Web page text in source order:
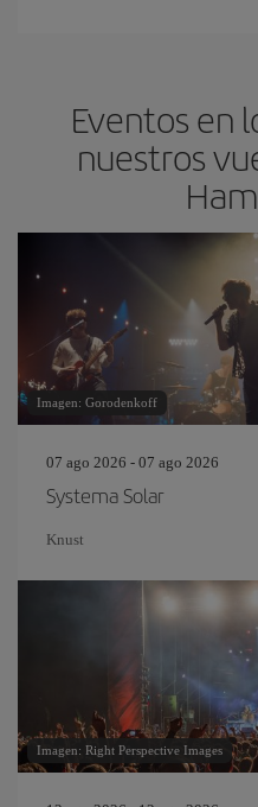
Eventos en
nuestros
Imagen: Gorodenkoff
07 ago 2026 - 07 ago 2026
Systema Solar
Knust
Imagen: Right Perspective Images